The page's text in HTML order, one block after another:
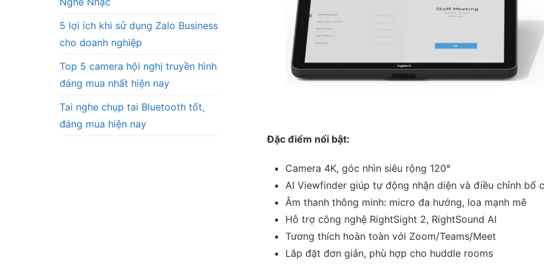
Đặc điểm nổi bật:
Camera 4K, góc nhìn siêu rộng 120°
AI Viewfinder giúp tự động nhận diện và điều chỉnh bố
Âm thanh thông minh: micro đa hướng, loa mạnh mẽ
Hỗ trợ công nghệ RightSight 2, RightSound AI
Tương thích hoàn toàn với Zoom/Teams/Meet
Lắp đặt đơn giản, phù hợp cho huddle rooms
5 lợi ích khi sử dụng Zalo Business
cho doanh nghiệp
Top 5 camera hội nghị truyền hình
đáng mua nhất hiện nay
Tai nghe chụp tai Bluetooth tốt,
đáng mua hiện nay